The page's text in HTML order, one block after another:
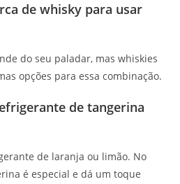
de whisky para usar
do seu paladar, mas whiskies
opções para essa combinação.
de tangerina
de laranja ou limão. No
é especial e dá um toque